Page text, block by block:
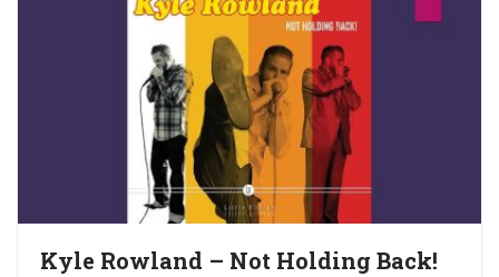
Kyle Rowland – Not Holding Back!